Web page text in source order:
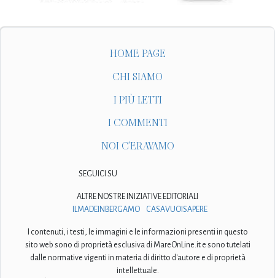
HOME PAGE
CHI SIAMO
I PIÙ LETTI
I COMMENTI
NOI C'ERAVAMO
SEGUICI SU
ALTRE NOSTRE INIZIATIVE EDITORIALI
ILMADEINBERGAMO
CASAVUOISAPERE
I contenuti, i testi, le immagini e le informazioni presenti in questo
sito web sono di proprietà esclusiva di MareOnLine.it e sono tutelati
dalle normative vigenti in materia di diritto d'autore e di proprietà
intellettuale.